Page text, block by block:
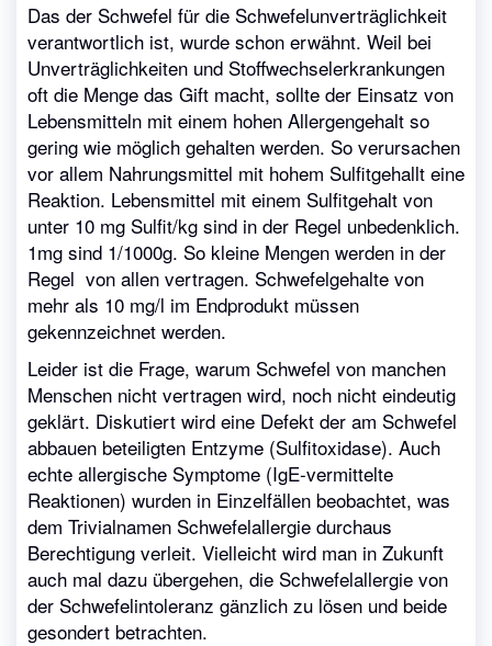
Das der Schwefel für die Schwefelunverträglichkeit
verantwortlich ist, wurde schon erwähnt. Weil bei
Unverträglichkeiten und Stoffwechselerkrankungen
oft die Menge das Gift macht, sollte der Einsatz von
Lebensmitteln mit einem hohen Allergengehalt so
gering wie möglich gehalten werden. So verursachen
vor allem Nahrungsmittel mit hohem Sulfitgehallt eine
Reaktion. Lebensmittel mit einem Sulfitgehalt von
unter 10 mg Sulfit/kg sind in der Regel unbedenklich.
1mg sind 1/1000g. So kleine Mengen werden in der
Regel von allen vertragen. Schwefelgehalte von
mehr als 10 mg/l im Endprodukt müssen
gekennzeichnet werden.
Leider ist die Frage, warum Schwefel von manchen
Menschen nicht vertragen wird, noch nicht eindeutig
geklärt. Diskutiert wird eine Defekt der am Schwefel
abbauen beteiligten Entzyme (Sulfitoxidase). Auch
echte allergische Symptome (IgE-vermittelte
Reaktionen) wurden in Einzelfällen beobachtet, was
dem Trivialnamen Schwefelallergie durchaus
Berechtigung verleit. Vielleicht wird man in Zukunft
auch mal dazu übergehen, die Schwefelallergie von
der Schwefelintoleranz gänzlich zu lösen und beide
gesondert betrachten.